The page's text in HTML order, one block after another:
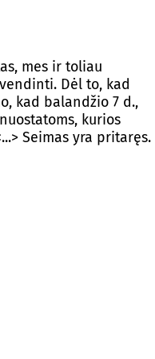
mes ir toliau
Dėl to, kad
kad balandžio 7 d.,
kurios
Seimas yra pritaręs.